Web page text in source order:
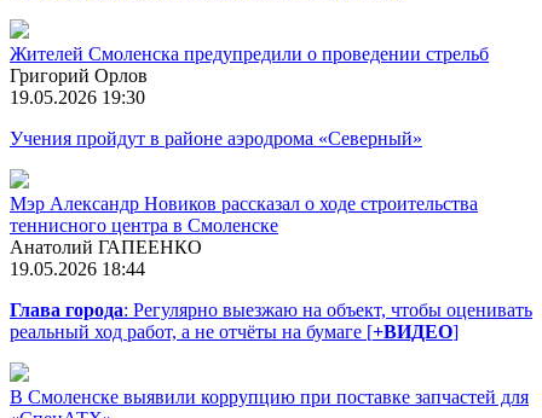
Жителей Смоленска предупредили о проведении стрельб
Григорий Орлов
19.05.2026 19:30
Учения пройдут в районе аэродрома «Северный»
Мэр Александр Новиков рассказал о ходе строительства
теннисного центра в Смоленске
Анатолий ГАПЕЕНКО
19.05.2026 18:44
Глава города: Регулярно выезжаю на объект, чтобы оценивать
реальный ход работ, а не отчёты на бумаге [+ВИДЕО]
В Смоленске выявили коррупцию при поставке запчастей для